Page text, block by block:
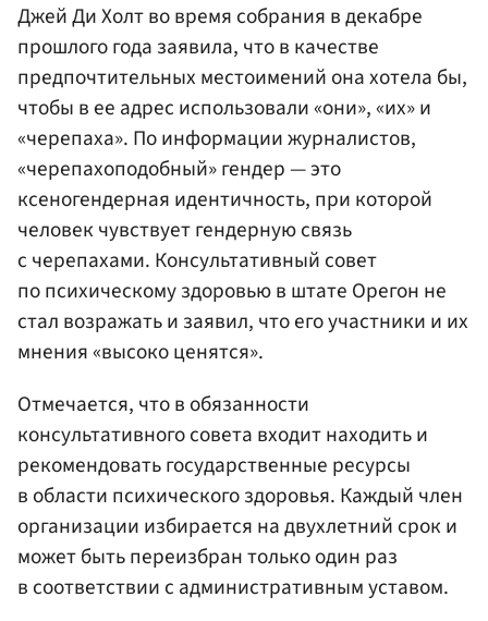
Джей Ди Холт во время собрания в декабре
прошлого года заявила, что в качестве
предпочтительных местоимений она хотела бы,
чтобы в ее адрес использовали «они», «их» и
«черепаха». По информации журналистов,
«черепахоподобный» гендер — это
ксеногендерная идентичность, при которой
человек чувствует гендерную связь
с черепахами. Консультативный совет
по психическому здоровью в штате Орегон не
стал возражать и заявил, что его участники и их
мнения «высоко ценятся».
Отмечается, что в обязанности
консультативного совета входит находить и
рекомендовать государственные ресурсы
в области психического здоровья. Каждый член
организации избирается на двухлетний срок и
может быть переизбран только один раз
в соответствии с административным уставом.